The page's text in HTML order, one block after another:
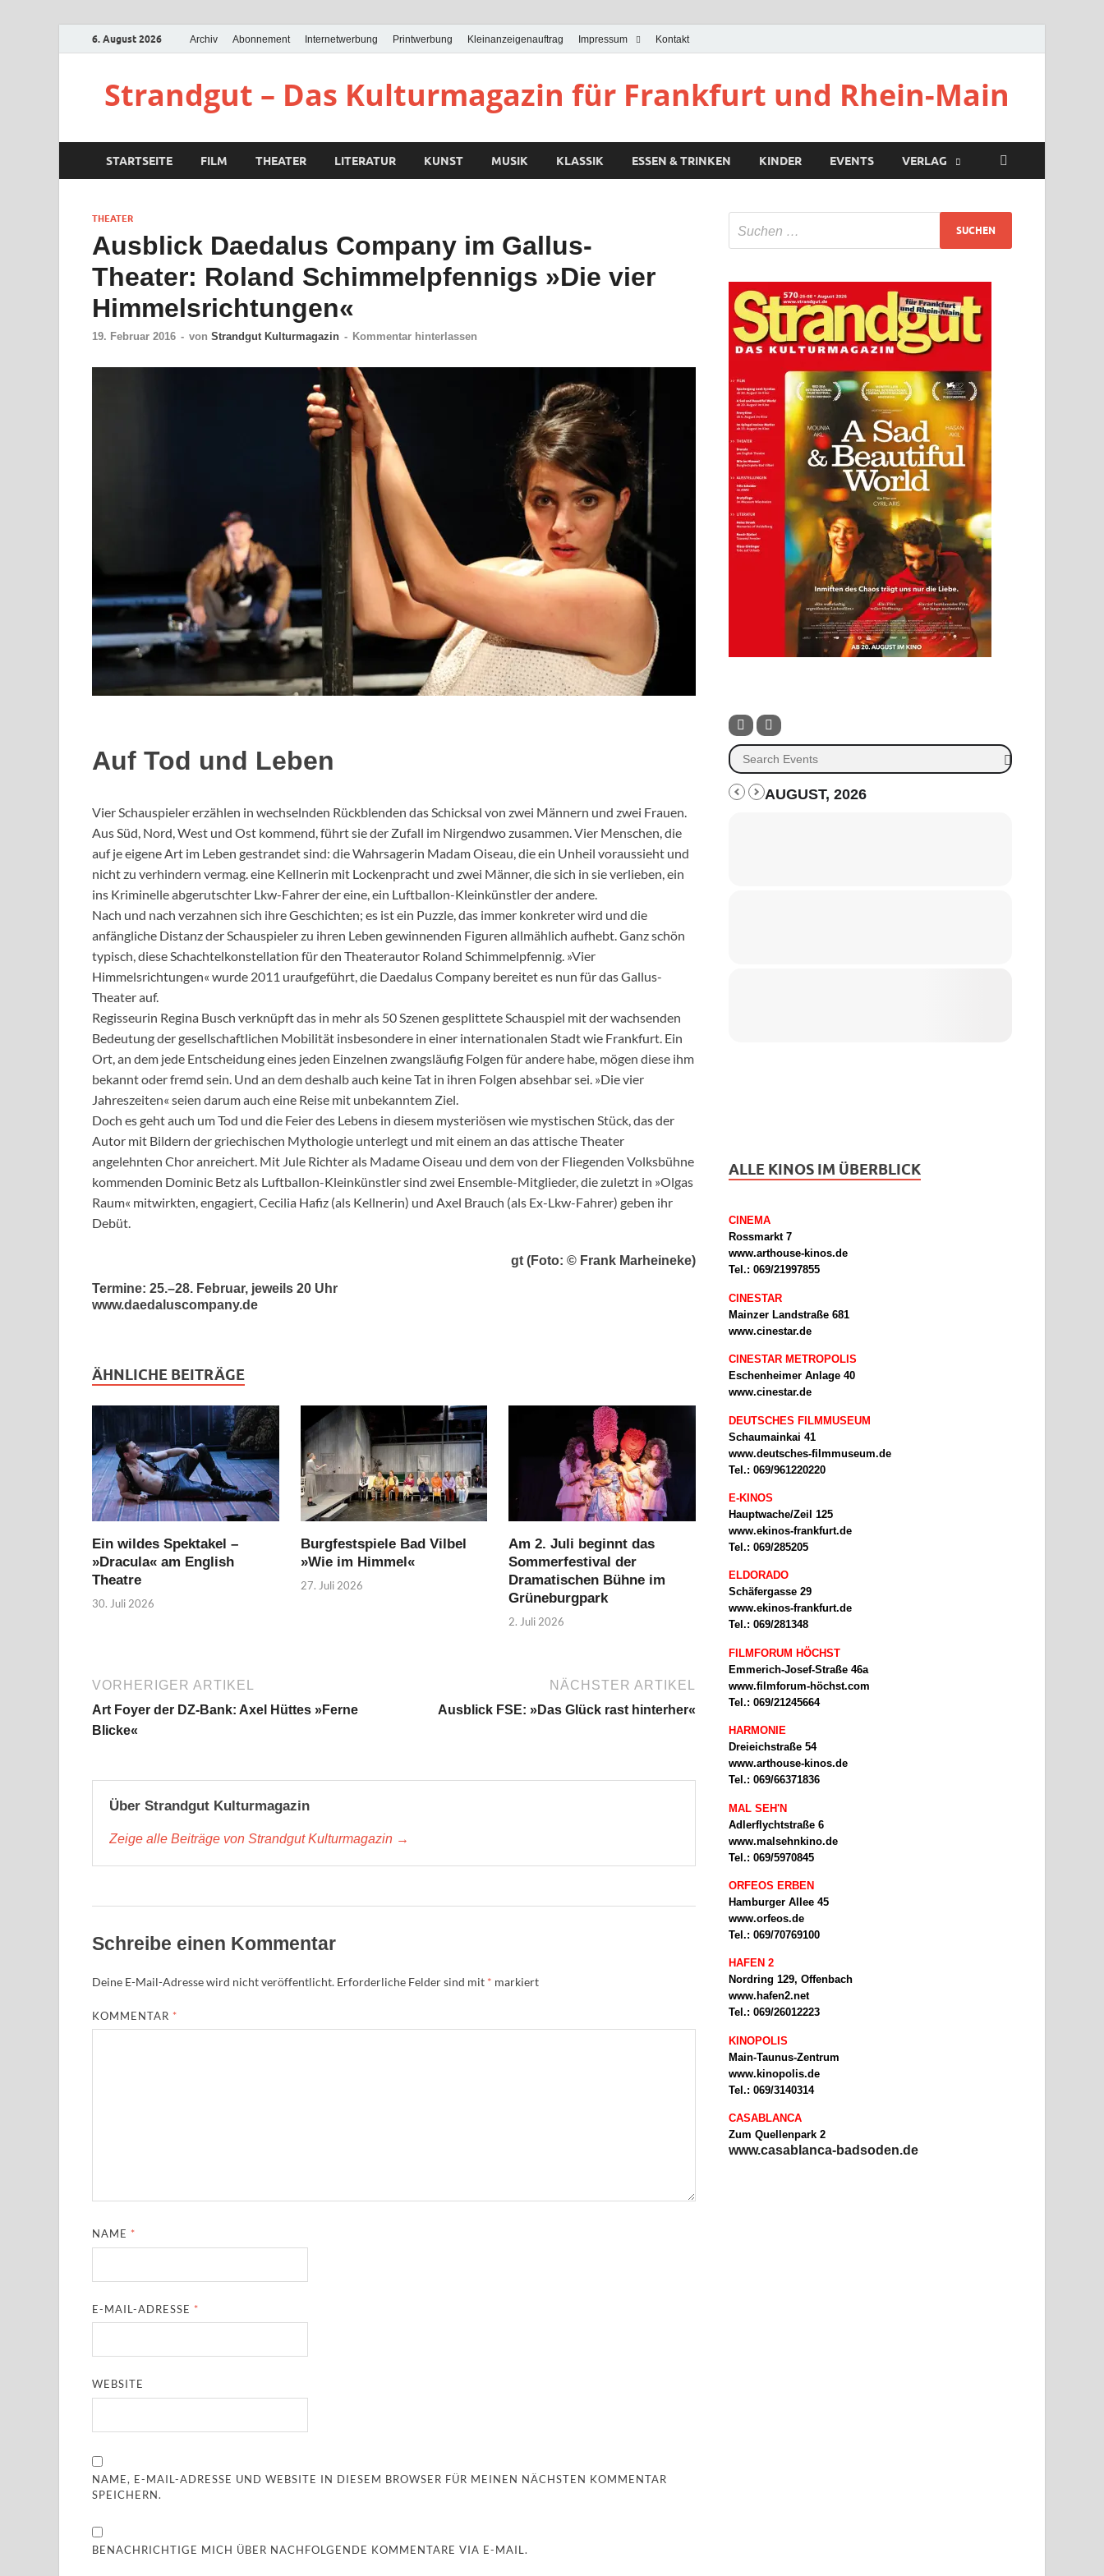
6. August 2026 Archiv Abonnement Internetwerbung Printwerbung Kleinanzeigenauftrag Impressum Kontakt
Strandgut – Das Kulturmagazin für Frankfurt und Rhein-Main
STARTSEITE FILM THEATER LITERATUR KUNST MUSIK KLASSIK ESSEN & TRINKEN KINDER EVENTS VERLAG
THEATER
Ausblick Daedalus Company im Gallus-
Theater: Roland Schimmelpfennigs »Die vier
Himmelsrichtungen«
19. Februar 2016 - von Strandgut Kulturmagazin - Kommentar hinterlassen
Auf Tod und Leben
Vier Schauspieler erzählen in wechselnden Rückblenden das Schicksal von zwei Männern und zwei Frauen.
Aus Süd, Nord, West und Ost kommend, führt sie der Zufall im Nirgendwo zusammen. Vier Menschen, die
auf je eigene Art im Leben gestrandet sind: die Wahrsagerin Madam Oiseau, die ein Unheil voraussieht und
nicht zu verhindern vermag. eine Kellnerin mit Lockenpracht und zwei Männer, die sich in sie verlieben, ein
ins Kriminelle abgerutschter Lkw-Fahrer der eine, ein Luftballon-Kleinkünstler der andere.
Nach und nach verzahnen sich ihre Geschichten; es ist ein Puzzle, das immer konkreter wird und die
anfängliche Distanz der Schauspieler zu ihren Leben gewinnenden Figuren allmählich aufhebt. Ganz schön
typisch, diese Schachtelkonstellation für den Theaterautor Roland Schimmelpfennig. »Vier
Himmelsrichtungen« wurde 2011 uraufgeführt, die Daedalus Company bereitet es nun für das Gallus-
Theater auf.
Regisseurin Regina Busch verknüpft das in mehr als 50 Szenen gesplittete Schauspiel mit der wachsenden
Bedeutung der gesellschaftlichen Mobilität insbesondere in einer internationalen Stadt wie Frankfurt. Ein
Ort, an dem jede Entscheidung eines jeden Einzelnen zwangsläufig Folgen für andere habe, mögen diese ihm
bekannt oder fremd sein. Und an dem deshalb auch keine Tat in ihren Folgen absehbar sei. »Die vier
Jahreszeiten« seien darum auch eine Reise mit unbekanntem Ziel.
Doch es geht auch um Tod und die Feier des Lebens in diesem mysteriösen wie mystischen Stück, das der
Autor mit Bildern der griechischen Mythologie unterlegt und mit einem an das attische Theater
angelehnten Chor anreichert. Mit Jule Richter als Madame Oiseau und dem von der Fliegenden Volksbühne
kommenden Dominic Betz als Luftballon-Kleinkünstler sind zwei Ensemble-Mitglieder, die zuletzt in »Olgas
Raum« mitwirkten, engagiert, Cecilia Hafiz (als Kellnerin) und Axel Brauch (als Ex-Lkw-Fahrer) geben ihr
Debüt.
gt (Foto: © Frank Marheineke)
Termine: 25.–28. Februar, jeweils 20 Uhr
www.daedaluscompany.de
ÄHNLICHE BEITRÄGE
Ein wildes Spektakel –
»Dracula« am English
Theatre
30. Juli 2026
Burgfestspiele Bad Vilbel
»Wie im Himmel«
27. Juli 2026
Am 2. Juli beginnt das
Sommerfestival der
Dramatischen Bühne im
Grüneburgpark
2. Juli 2026
VORHERIGER ARTIKEL
Art Foyer der DZ-Bank: Axel Hüttes »Ferne
Blicke«
NÄCHSTER ARTIKEL
Ausblick FSE: »Das Glück rast hinterher«
Über Strandgut Kulturmagazin
Zeige alle Beiträge von Strandgut Kulturmagazin →
Schreibe einen Kommentar
Deine E-Mail-Adresse wird nicht veröffentlicht. Erforderliche Felder sind mit * markiert
KOMMENTAR *
NAME *
E-MAIL-ADRESSE *
WEBSITE
NAME, E-MAIL-ADRESSE UND WEBSITE IN DIESEM BROWSER FÜR MEINEN NÄCHSTEN KOMMENTAR
SPEICHERN.
BENACHRICHTIGE MICH ÜBER NACHFOLGENDE KOMMENTARE VIA E-MAIL.
AUGUST, 2026
ALLE KINOS IM ÜBERBLICK
CINEMA
Rossmarkt 7
www.arthouse-kinos.de
Tel.: 069/21997855
CINESTAR
Mainzer Landstraße 681
www.cinestar.de
CINESTAR METROPOLIS
Eschenheimer Anlage 40
www.cinestar.de
DEUTSCHES FILMMUSEUM
Schaumainkai 41
www.deutsches-filmmuseum.de
Tel.: 069/961220220
E-KINOS
Hauptwache/Zeil 125
www.ekinos-frankfurt.de
Tel.: 069/285205
ELDORADO
Schäfergasse 29
www.ekinos-frankfurt.de
Tel.: 069/281348
FILMFORUM HÖCHST
Emmerich-Josef-Straße 46a
www.filmforum-höchst.com
Tel.: 069/21245664
HARMONIE
Dreieichstraße 54
www.arthouse-kinos.de
Tel.: 069/66371836
MAL SEH'N
Adlerflychtstraße 6
www.malsehnkino.de
Tel.: 069/5970845
ORFEOS ERBEN
Hamburger Allee 45
www.orfeos.de
Tel.: 069/70769100
HAFEN 2
Nordring 129, Offenbach
www.hafen2.net
Tel.: 069/26012223
KINOPOLIS
Main-Taunus-Zentrum
www.kinopolis.de
Tel.: 069/3140314
CASABLANCA
Zum Quellenpark 2
www.casablanca-badsoden.de